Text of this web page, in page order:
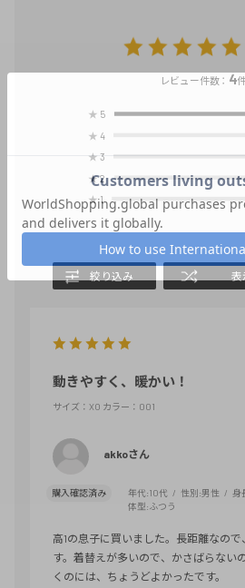
レビュー件数： 4
★ 5
★ 4
★ 3
★ 2
★ 1
絞り込み 表
動きやすく、暖かい！
サイズ：XO カラー：001
akkoさん
購入確認済み 年代:10代 性別:男性 身
体型:ふつう
高1の息子に買いました。長距離なの
す。着替えが多いので、かさばらない
くのには、ちょうどよかったです。